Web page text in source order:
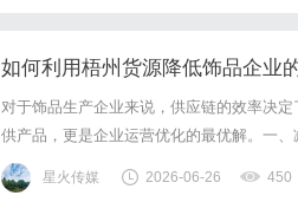
如何利用梧州货源降低饰品企业
对于饰品生产企业来说，供应链的效率决
供产品，更是企业运营优化的最优解。一
购，这中间加价幅度至少在30%-50%。直
价。通过长期协议的方式锁定货源，还能
星火传媒 2026-06-26 450